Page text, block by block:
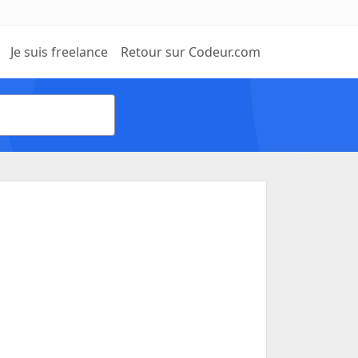
Je suis freelance Retour sur Codeur.com